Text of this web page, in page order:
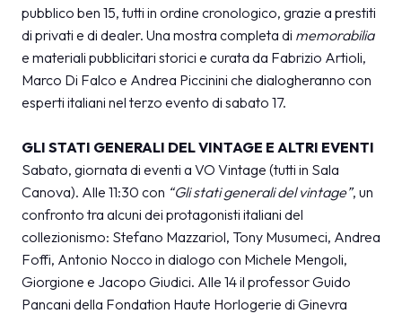
pubblico ben 15, tutti in ordine cronologico, grazie a prestiti
di privati e di dealer. Una mostra completa di memorabilia
e materiali pubblicitari storici e curata da Fabrizio Artioli,
Marco Di Falco e Andrea Piccinini che dialogheranno con
esperti italiani nel terzo evento di sabato 17.
GLI STATI GENERALI DEL VINTAGE E ALTRI EVENTI
Sabato, giornata di eventi a VO Vintage (tutti in Sala
Canova). Alle 11:30 con “Gli stati generali del vintage”, un
confronto tra alcuni dei protagonisti italiani del
collezionismo: Stefano Mazzariol, Tony Musumeci, Andrea
Foffi, Antonio Nocco in dialogo con Michele Mengoli,
Giorgione e Jacopo Giudici. Alle 14 il professor Guido
Pancani della Fondation Haute Horlogerie di Ginevra